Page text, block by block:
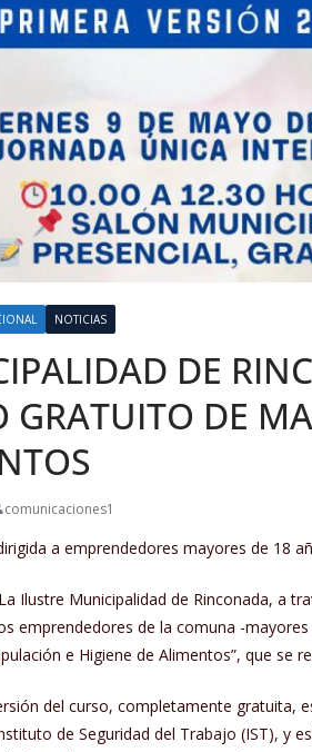
NOTICIAS
DE
GRATUITO DE
comunicaciones1
a emprendedores mayores de 18
Ilustre Municipalidad de Rinconada, a
emprendedores de la comuna -
e Higiene de Alimentos”, que se
del curso, completamente gratuita,
de Seguridad del Trabajo (IST), y